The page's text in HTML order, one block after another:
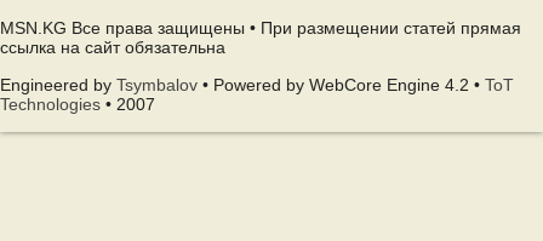
MSN.KG Все права защищены • При размещении статей прямая
ссылка на сайт обязательна
Engineered by Tsymbalov • Powered by WebCore Engine 4.2 • ToT
Technologies • 2007